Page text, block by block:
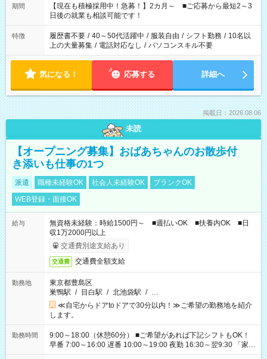
たくない」 など、ご希望を教えてくださいね。 ※Wワーク希望
の方へ 今ご覧のお仕事で希望する勤務時間と、もう1つのお仕事
の勤務時間。 合計で週40時間を超える場合は応募できません。
期間
【現在も積極採用中！急募！】2カ月～ ■ご応募から最短2～3
日後の就業も相談可能です！
特徴 履歴書不要 / 40～50代活躍中 / 服装自由 / シフト勤務 / 10名以
上の大量募集 / 電話対応なし / パソコンスキル不要
気になる！ 応募する 詳細へ
掲載日：2026.08.06
未読
【オープニング募集】おばあちゃんのお散歩付
き添いも仕事の1つ
派遣 職種未経験OK 社会人未経験OK
ブランクOK
WEB登録・面接OK
給与
無資格未経験：時給1500円～ ■週払いOK ■扶養内OK ■日
収1万2000円以上
交通費別途支給あり
交通費 交通費全額支給
勤務地
東京都豊島区
巣鴨駅 / 目白駅 / 北池袋駅 / …
≪自宅からドアtoドアで30分以内！≫ご希望の勤務地を紹介
します。
勤務時間
9:00～18:00（休憩60分） ■ご希望があれば下記シフトもOK！
早番 7:00～16:00 遅番 10:00～19:00 夜勤 16:30～翌9:30 「家族
と休みを合わせたい」 「余裕を持って夕飯の準備がしたい」